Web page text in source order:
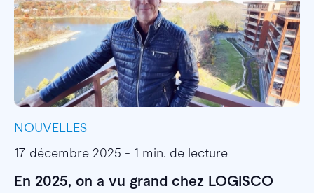
NOUVELLES
17 décembre 2025 - 1 min. de lecture
En 2025, on a vu grand chez LOGISCO